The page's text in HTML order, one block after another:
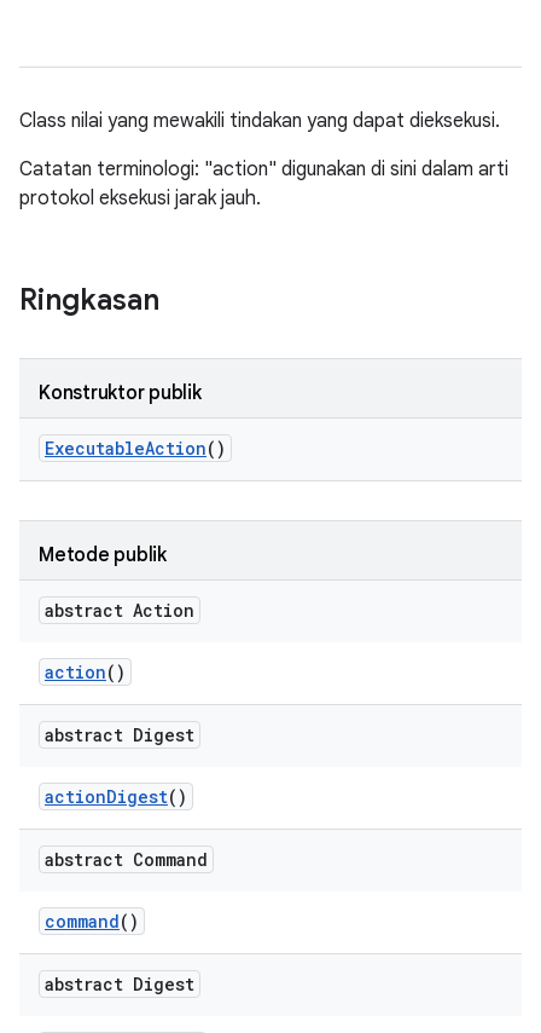
Class nilai yang mewakili tindakan yang dapat dieksekusi.
Catatan terminologi: "action" digunakan di sini dalam arti
protokol eksekusi jarak jauh.
Ringkasan
Konstruktor publik
ExecutableAction()
Metode publik
abstract Action
action()
abstract Digest
actionDigest()
abstract Command
command()
abstract Digest